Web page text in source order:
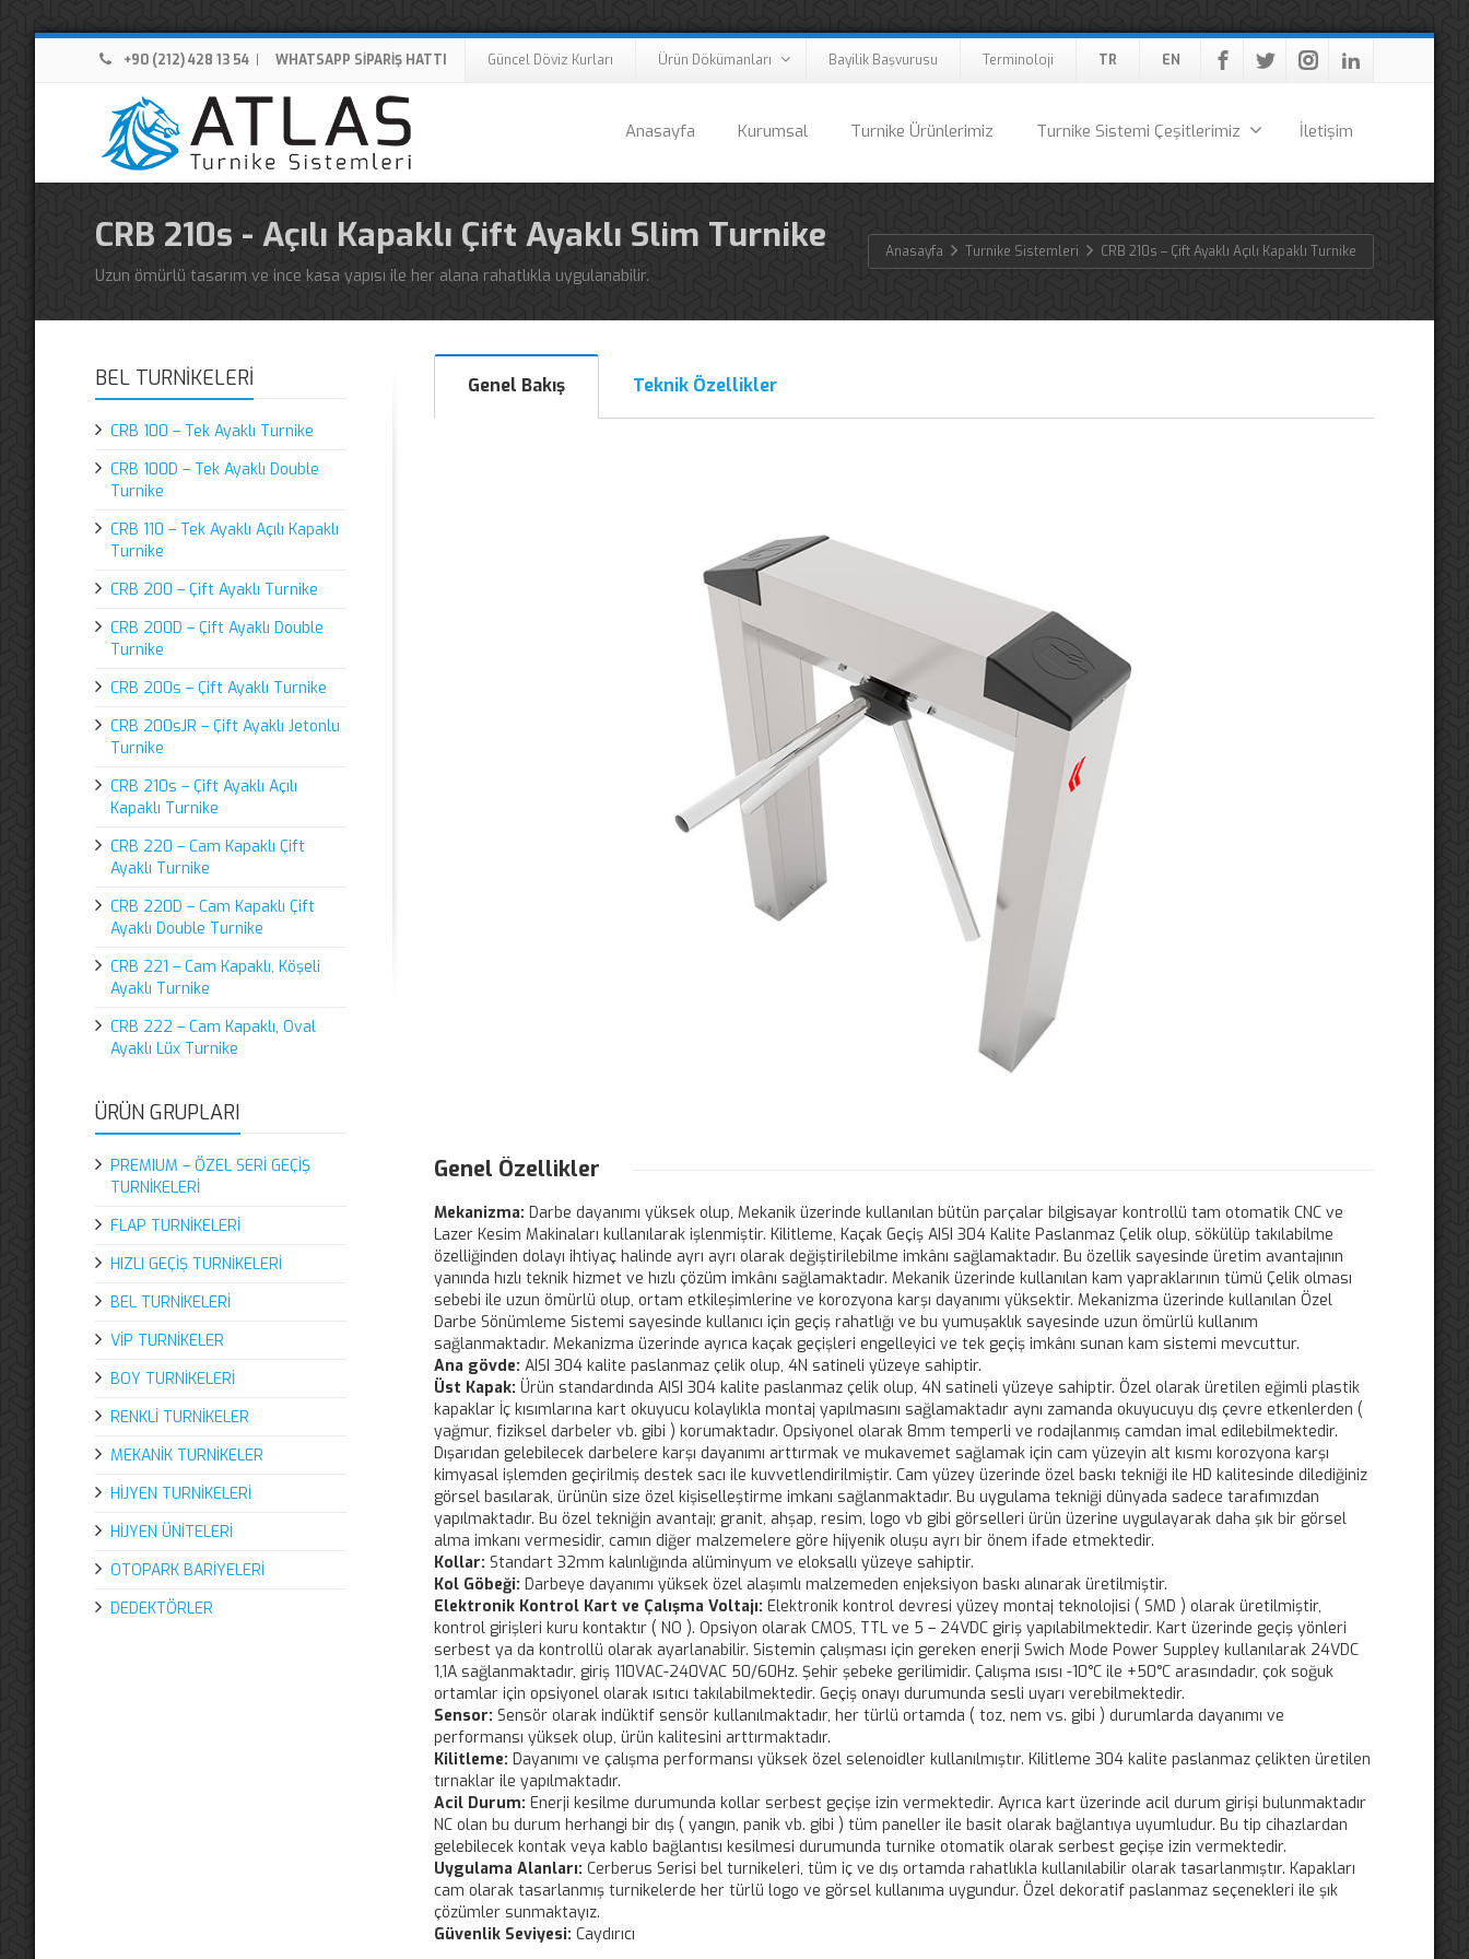
+90 (212) 428 13 54 WHATSAPP SİPARİŞ HATTI Güncel Döviz Kurları Ürün Dökümanları Bayilik Başvurusu Terminoloji TR EN
Anasayfa Kurumsal Turnike Ürünlerimiz Turnike Sistemi Çeşitlerimiz İletişim
CRB 210s - Açılı Kapaklı Çift Ayaklı Slim Turnike
Uzun ömürlü tasarım ve ince kasa yapısı ile her alana rahatlıkla uygulanabilir.
Anasayfa Turnike Sistemleri CRB 210s – Çift Ayaklı Açılı Kapaklı Turnike
Genel Bakış Teknik Özellikler
Genel Özellikler
Mekanizma: Darbe dayanımı yüksek olup, Mekanik üzerinde kullanılan bütün parçalar bilgisayar kontrollü tam otomatik CNC ve
Lazer Kesim Makinaları kullanılarak işlenmiştir. Kilitleme, Kaçak Geçiş AISI 304 Kalite Paslanmaz Çelik olup, sökülüp takılabilme
özelliğinden dolayı ihtiyaç halinde ayrı ayrı olarak değiştirilebilme imkânı sağlamaktadır. Bu özellik sayesinde üretim avantajının
yanında hızlı teknik hizmet ve hızlı çözüm imkânı sağlamaktadır. Mekanik üzerinde kullanılan kam yapraklarının tümü Çelik olması
sebebi ile uzun ömürlü olup, ortam etkileşimlerine ve korozyona karşı dayanımı yüksektir. Mekanizma üzerinde kullanılan Özel
Darbe Sönümleme Sistemi sayesinde kullanıcı için geçiş rahatlığı ve bu yumuşaklık sayesinde uzun ömürlü kullanım
sağlanmaktadır. Mekanizma üzerinde ayrıca kaçak geçişleri engelleyici ve tek geçiş imkânı sunan kam sistemi mevcuttur.
Ana gövde: AISI 304 kalite paslanmaz çelik olup, 4N satineli yüzeye sahiptir.
Üst Kapak: Ürün standardında AISI 304 kalite paslanmaz çelik olup, 4N satineli yüzeye sahiptir. Özel olarak üretilen eğimli plastik
kapaklar İç kısımlarına kart okuyucu kolaylıkla montaj yapılmasını sağlamaktadır aynı zamanda okuyucuyu dış çevre etkenlerden (
yağmur, fiziksel darbeler vb. gibi ) korumaktadır. Opsiyonel olarak 8mm temperli ve rodajlanmış camdan imal edilebilmektedir.
Dışarıdan gelebilecek darbelere karşı dayanımı arttırmak ve mukavemet sağlamak için cam yüzeyin alt kısmı korozyona karşı
kimyasal işlemden geçirilmiş destek sacı ile kuvvetlendirilmiştir. Cam yüzey üzerinde özel baskı tekniği ile HD kalitesinde dilediğiniz
görsel basılarak, ürünün size özel kişiselleştirme imkanı sağlanmaktadır. Bu uygulama tekniği dünyada sadece tarafımızdan
yapılmaktadır. Bu özel tekniğin avantajı; granit, ahşap, resim, logo vb gibi görselleri ürün üzerine uygulayarak daha şık bir görsel
alma imkanı vermesidir, camın diğer malzemelere göre hijyenik oluşu ayrı bir önem ifade etmektedir.
Kollar: Standart 32mm kalınlığında alüminyum ve eloksallı yüzeye sahiptir.
Kol Göbeği: Darbeye dayanımı yüksek özel alaşımlı malzemeden enjeksiyon baskı alınarak üretilmiştir.
Elektronik Kontrol Kart ve Çalışma Voltajı: Elektronik kontrol devresi yüzey montaj teknolojisi ( SMD ) olarak üretilmiştir,
kontrol girişleri kuru kontaktır ( NO ). Opsiyon olarak CMOS, TTL ve 5 – 24VDC giriş yapılabilmektedir. Kart üzerinde geçiş yönleri
serbest ya da kontrollü olarak ayarlanabilir. Sistemin çalışması için gereken enerji Swich Mode Power Suppley kullanılarak 24VDC
1,1A sağlanmaktadır, giriş 110VAC-240VAC 50/60Hz. Şehir şebeke gerilimidir. Çalışma ısısı -10°C ile +50°C arasındadır, çok soğuk
ortamlar için opsiyonel olarak ısıtıcı takılabilmektedir. Geçiş onayı durumunda sesli uyarı verebilmektedir.
Sensor: Sensör olarak indüktif sensör kullanılmaktadır, her türlü ortamda ( toz, nem vs. gibi ) durumlarda dayanımı ve
performansı yüksek olup, ürün kalitesini arttırmaktadır.
Kilitleme: Dayanımı ve çalışma performansı yüksek özel selenoidler kullanılmıştır. Kilitleme 304 kalite paslanmaz çelikten üretilen
tırnaklar ile yapılmaktadır.
Acil Durum: Enerji kesilme durumunda kollar serbest geçişe izin vermektedir. Ayrıca kart üzerinde acil durum girişi bulunmaktadır
NC olan bu durum herhangi bir dış ( yangın, panik vb. gibi ) tüm paneller ile basit olarak bağlantıya uyumludur. Bu tip cihazlardan
gelebilecek kontak veya kablo bağlantısı kesilmesi durumunda turnike otomatik olarak serbest geçişe izin vermektedir.
Uygulama Alanları: Cerberus Serisi bel turnikeleri, tüm iç ve dış ortamda rahatlıkla kullanılabilir olarak tasarlanmıştır. Kapakları
cam olarak tasarlanmış turnikelerde her türlü logo ve görsel kullanıma uygundur. Özel dekoratif paslanmaz seçenekleri ile şık
çözümler sunmaktayız.
Güvenlik Seviyesi: Caydırıcı
BEL TURNİKELERİ
CRB 100 – Tek Ayaklı Turnike
CRB 100D – Tek Ayaklı Double
Turnike
CRB 110 – Tek Ayaklı Açılı Kapaklı
Turnike
CRB 200 – Çift Ayaklı Turnike
CRB 200D – Çift Ayaklı Double
Turnike
CRB 200s – Çift Ayaklı Turnike
CRB 200sJR – Çift Ayaklı Jetonlu
Turnike
CRB 210s – Çift Ayaklı Açılı
Kapaklı Turnike
CRB 220 – Cam Kapaklı Çift
Ayaklı Turnike
CRB 220D – Cam Kapaklı Çift
Ayaklı Double Turnike
CRB 221 – Cam Kapaklı, Köşeli
Ayaklı Turnike
CRB 222 – Cam Kapaklı, Oval
Ayaklı Lüx Turnike
ÜRÜN GRUPLARI
PREMIUM – ÖZEL SERİ GEÇİŞ
TURNİKELERİ
FLAP TURNİKELERİ
HIZLI GEÇİŞ TURNİKELERİ
BEL TURNİKELERİ
VİP TURNİKELER
BOY TURNİKELERİ
RENKLİ TURNİKELER
MEKANİK TURNİKELER
HİJYEN TURNİKELERİ
HİJYEN ÜNİTELERİ
OTOPARK BARİYELERİ
DEDEKTÖRLER